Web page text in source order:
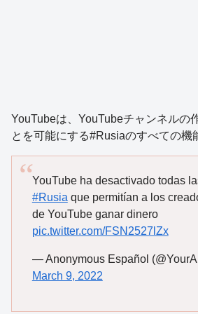
YouTubeは、YouTubeチャンネルの
とを可能にする#Rusiaのすべての機
YouTube ha desactivado todas
#Rusia que permitían a los
de YouTube ganar dinero
pic.twitter.com/FSN2527lZx
— Anonymous Español
March 9, 2022